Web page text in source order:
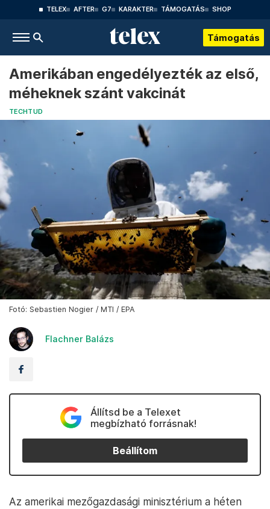
TELEX AFTER G7 KARAKTER TÁMOGATÁS SHOP
Támogatás
Amerikában engedélyezték az első,
méheknek szánt vakcinát
TECHTUD
Fotó: Sebastien Nogier / MTI / EPA
Flachner Balázs
Állítsd be a Telexet
megbízható forrásnak!
Beállítom
Az amerikai mezőgazdasági minisztérium a héten